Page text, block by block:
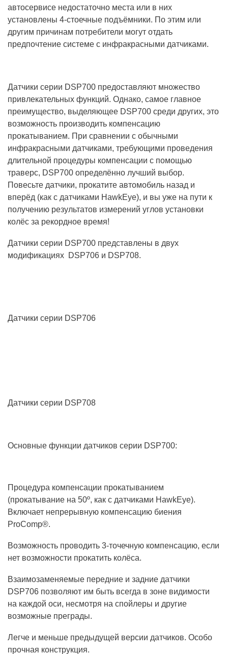
автосервисе недостаточно места или в них
установлены 4-стоечные подъёмники. По этим или
другим причинам потребители могут отдать
предпочтение системе с инфракрасными датчиками.
Датчики серии DSP700 предоставляют множество
привлекательных функций. Однако, самое главное
преимущество, выделяющее DSP700 среди других, это
возможность производить компенсацию
прокатыванием. При сравнении с обычными
инфракрасными датчиками, требующими проведения
длительной процедуры компенсации с помощью
траверс, DSP700 определённо лучший выбор.
Повесьте датчики, прокатите автомобиль назад и
вперёд (как с датчиками HawkEye), и вы уже на пути к
получению результатов измерений углов установки
колёс за рекордное время!
Датчики серии DSP700 представлены в двух
модификациях DSP706 и DSP708.
Датчики серии DSP706
Датчики серии DSP708
Основные функции датчиков серии DSP700:
Процедура компенсации прокатыванием
(прокатывание на 50º, как с датчиками HawkEye).
Включает непрерывную компенсацию биения
ProComp®.
Возможность проводить 3-точечную компенсацию, если
нет возможности прокатить колёса.
Взаимозаменяемые передние и задние датчики
DSP706 позволяют им быть всегда в зоне видимости
на каждой оси, несмотря на спойлеры и другие
возможные преграды.
Легче и меньше предыдущей версии датчиков. Особо
прочная конструкция.